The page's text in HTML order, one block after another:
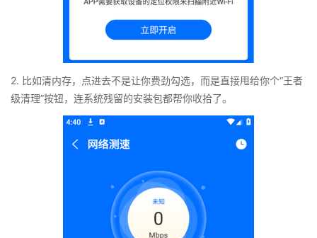
2. 比如清内存，点进去不是让你费劲勾选，而是直接甩给你个“王者
级清理”按钮，连系统残留的安装包都帮你收拾了。